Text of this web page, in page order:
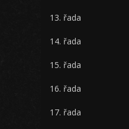
13. řada
14. řada
15. řada
16. řada
17. řada